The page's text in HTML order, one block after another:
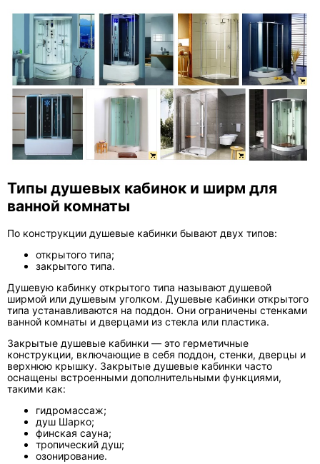
Типы душевых кабинок и ширм для
ванной комнаты
По конструкции душевые кабинки бывают двух типов:
открытого типа;
закрытого типа.
Душевую кабинку открытого типа называют душевой
ширмой или душевым уголком. Душевые кабинки открытого
типа устанавливаются на поддон. Они ограничены стенками
ванной комнаты и дверцами из стекла или пластика.
Закрытые душевые кабинки — это герметичные
конструкции, включающие в себя поддон, стенки, дверцы и
верхнюю крышку. Закрытые душевые кабинки часто
оснащены встроенными дополнительными функциями,
такими как:
гидромассаж;
душ Шарко;
финская сауна;
тропический душ;
озонирование.